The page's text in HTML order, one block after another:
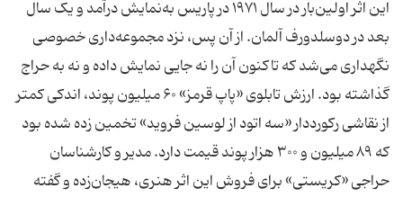
این اثر اولین‌بار در سال ۱۹۷۱ در پاریس به‌نمایش درآمد و یک سال
بعد در دوسلدورف آلمان. از آن پس، نزد مجموعه‌داری خصوصی
نگهداری می‌شد که تاکنون آن را نه جایی نمایش داده و نه به حراج
گذاشته بود. ارزش تابلوی «پاپ قرمز» ۶۰ میلیون پوند، اندکی کمتر
از نقاشی رکورددار «سه اتود از لوسین فروید» تخمین زده شده بود
که ۸۹ میلیون و ۳۰۰ هزار پوند قیمت دارد. مدیر و کارشناسان
حراجی «کریستی» برای فروش این اثر هنری، هیجان‌زده و گفته